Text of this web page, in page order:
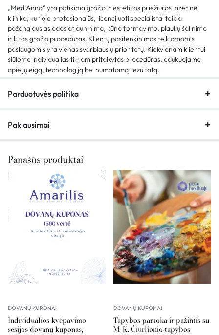
„MediAnna“ yra patikima grožio ir estetikos priežiūros lazerinė
klinika, kurioje profesionalūs, licencijuoti specialistai teikia
pažangiausias odos atjauninimo, kūno formavimo, plaukų šalinimo
ir kitas grožio procedūras. Klientų pasitenkinimas teikiamomis
paslaugomis yra vienas svarbiausių prioritetų. Kiekvienam klientui
siūlome individualias tik jam pritaikytas procedūras, edukuojame
apie jų eigą, technologiją bei numatomą rezultatą.
Parduotuvės politika
Paklausimai
Panašūs produktai
DOVANŲ KUPONAI
Individualios kvėpavimo
sesijos dovanų kuponas,
DOVANŲ KUPONAI
Tapybos pamoka ir pažintis su
M. K. Čiurlionio tapybos